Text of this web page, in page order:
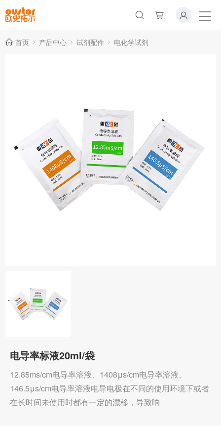
首页 产品中心 试剂配件 电化学试剂
电导率标液20ml/袋
12.85ms/cm电导率溶液、1408μs/cm电导率溶液、
146.5μs/cm电导率溶液电导电极在不同的使用环境下或者
在长时间未使用时都有一定的漂移，导致响